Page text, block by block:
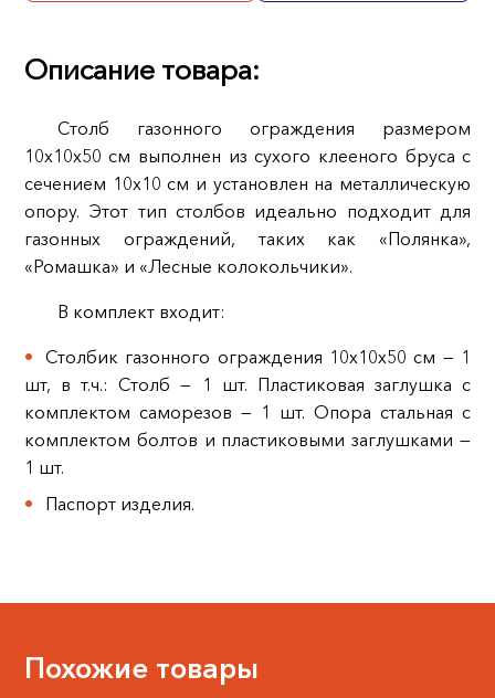
Описание товара:
Столб газонного ограждения размером
10х10х50 см выполнен из сухого клееного бруса с
сечением 10х10 см и установлен на металлическую
опору. Этот тип столбов идеально подходит для
газонных ограждений, таких как «Полянка»,
«Ромашка» и «Лесные колокольчики».
В комплект входит:
Столбик газонного ограждения 10х10х50 см — 1
шт, в т.ч.: Столб — 1 шт. Пластиковая заглушка с
комплектом саморезов — 1 шт. Опора стальная с
комплектом болтов и пластиковыми заглушками —
1 шт.
Паспорт изделия.
Похожие товары